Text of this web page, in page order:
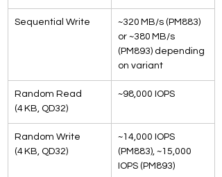
Sequential Write
~320 MB/s (PM883)
or ~380 MB/s
(PM893) depending
on variant
Random Read
(4 KB, QD32)
~98,000 IOPS
Random Write
(4 KB, QD32)
~14,000 IOPS
(PM883), ~15,000
IOPS (PM893)